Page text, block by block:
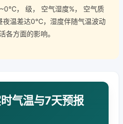
， 级， 空气湿度%， 空气质
夜温差达0℃，湿度伴随气温波动
各方面的影响。
气温与7天预报